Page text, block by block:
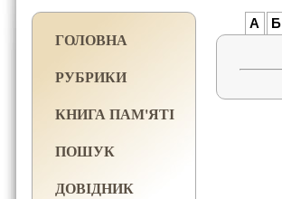
ГОЛОВНА
РУБРИКИ
КНИГА ПАМ'ЯТІ
ПОШУК
ДОВІДНИК
А Б